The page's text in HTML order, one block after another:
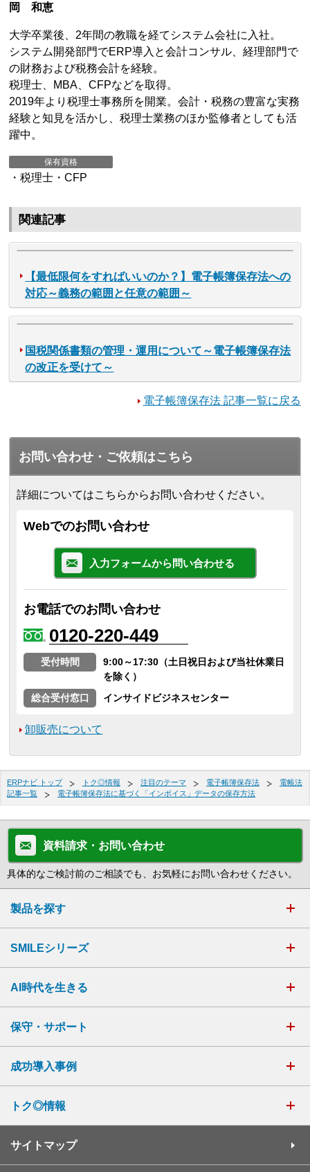
岡 和恵
大学卒業後、2年間の教職を経てシステム会社に入社。
システム開発部門でERP導入と会計コンサル、経理部門で
の財務および税務会計を経験。
税理士、MBA、CFPなどを取得。
2019年より税理士事務所を開業。会計・税務の豊富な実務
経験と知見を活かし、税理士業務のほか監修者としても活
躍中。
保有資格
・税理士・CFP
関連記事
【最低限何をすればいいのか？】電子帳簿保存法への
対応～義務の範囲と任意の範囲～
国税関係書類の管理・運用について～電子帳簿保存法
の改正を受けて～
電子帳簿保存法 記事一覧に戻る
お問い合わせ・ご依頼はこちら
詳細についてはこちらからお問い合わせください。
Webでのお問い合わせ
入力フォームから問い合わせる
お電話でのお問い合わせ
0120-220-449
受付時間
9:00～17:30（土日祝日および当社休業日
を除く）
総合受付窓口
インサイドビジネスセンター
卸販売について
ERPナビ トップ トク◎情報 注目のテーマ 電子帳簿保存法
電帳法
記事一覧
電子帳簿保存法に基づく「インボイス」データの保存方法
資料請求・お問い合わせ
具体的なご検討前のご相談でも、お気軽にお問い合わせください。
製品を探す
SMILEシリーズ
AI時代を生きる
保守・サポート
成功導入事例
トク◎情報
サイトマップ